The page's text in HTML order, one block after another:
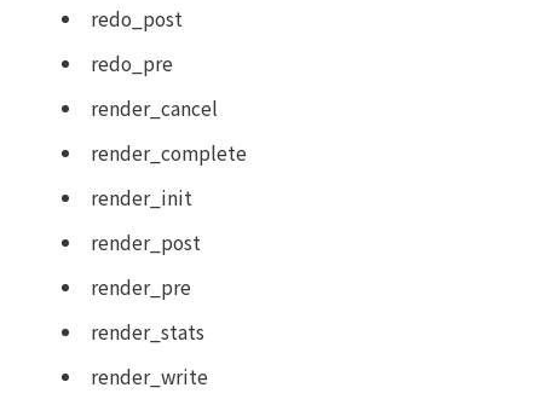
redo_post
redo_pre
render_cancel
render_complete
render_init
render_post
render_pre
render_stats
render_write